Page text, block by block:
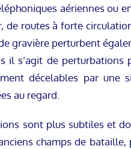
aériennes ou
de routes à forte
gravière perturbent
il s’agit de
décelables par une
au regard.
sont plus subtiles et
champs de